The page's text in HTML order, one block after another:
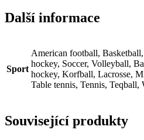
Další informace
Sport
American football,
hockey, Soccer, Volleyball,
hockey, Korfball, Lacrosse,
Table tennis, Tennis, Teqball,
Související produkty